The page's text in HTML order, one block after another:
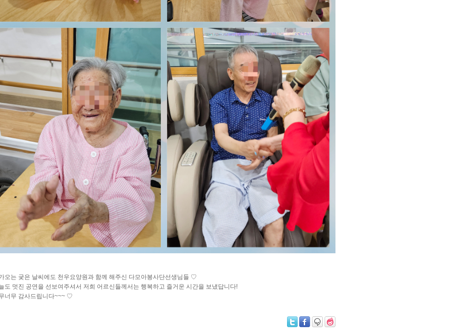
오는 궂은 날씨에도 천우요양원과 함께 해주신 다모아봉사단선생님들 ♡
도 멋진 공연을 선보여주셔서 저희 어르신들께서는 행복하고 즐거운 시간을 보냈답니다!
너무 감사드립니다~~~ ♡